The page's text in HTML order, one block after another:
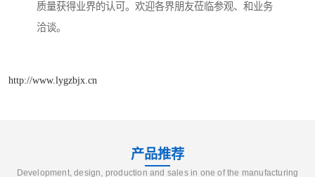
质量获得业界的认可。欢迎各界朋友莅临参观、和业务
洽谈。
http://www.lygzbjx.cn
产品推荐
Development, design, production and sales in one of the manufacturing